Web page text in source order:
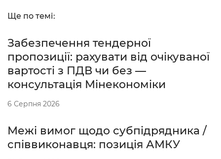
Ще по темі:
Забезпечення тендерної
пропозиції: рахувати від очікуваної
вартості з ПДВ чи без —
консультація Мінекономіки
6 Серпня 2026
Межі вимог щодо субпідрядника /
співвиконавця: позиція АМКУ